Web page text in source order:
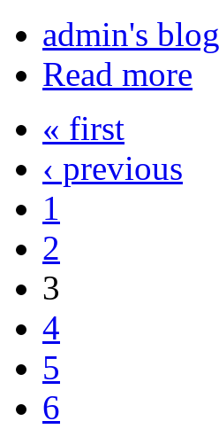
admin's blog
Read more
« first
‹ previous
1
2
3
4
5
6